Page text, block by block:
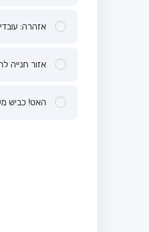
אזהרה:
אזור חנייה
האט! כביש